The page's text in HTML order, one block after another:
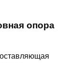
опора